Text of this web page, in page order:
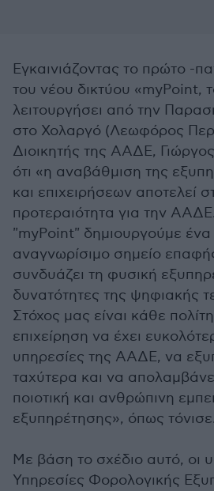
Εγκαινιάζοντας το πρώτο -
του νέου δικτύου «myPoint,
λειτουργήσει από την
στο Χολαργό (Λεωφόρος
Διοικητής της ΑΑΔΕ,
ότι «η αναβάθμιση της
και επιχειρήσεων αποτελεί
προτεραιότητα για την
"myPoint" δημιουργούμε ένα
αναγνωρίσιμο σημείο
συνδυάζει τη φυσική
δυνατότητες της ψηφιακής
Στόχος μας είναι κάθε
επιχείρηση να έχει
υπηρεσίες της ΑΑΔΕ, να
ταχύτερα και να
ποιοτική και ανθρώπινη
εξυπηρέτησης», όπως τόνισε.
Με βάση το σχέδιο αυτό, οι
Υπηρεσίες Φορολογικής